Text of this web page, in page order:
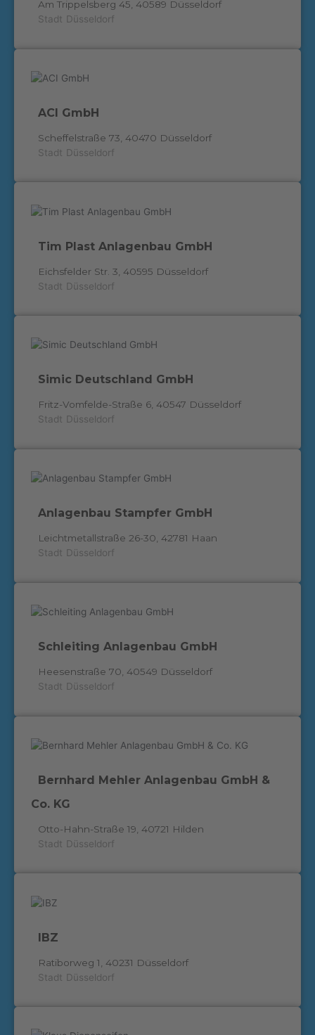
Am Trippelsberg 45, 40589 Düsseldorf
Stadt Düsseldorf
ACI GmbH
Scheffelstraße 73, 40470 Düsseldorf
Stadt Düsseldorf
Tim Plast Anlagenbau GmbH
Eichsfelder Str. 3, 40595 Düsseldorf
Stadt Düsseldorf
Simic Deutschland GmbH
Fritz-Vomfelde-Straße 6, 40547 Düsseldorf
Stadt Düsseldorf
Anlagenbau Stampfer GmbH
Leichtmetallstraße 26-30, 42781 Haan
Stadt Düsseldorf
Schleiting Anlagenbau GmbH
Heesenstraße 70, 40549 Düsseldorf
Stadt Düsseldorf
Bernhard Mehler Anlagenbau GmbH &
Co. KG
Otto-Hahn-Straße 19, 40721 Hilden
Stadt Düsseldorf
IBZ
Ratiborweg 1, 40231 Düsseldorf
Stadt Düsseldorf